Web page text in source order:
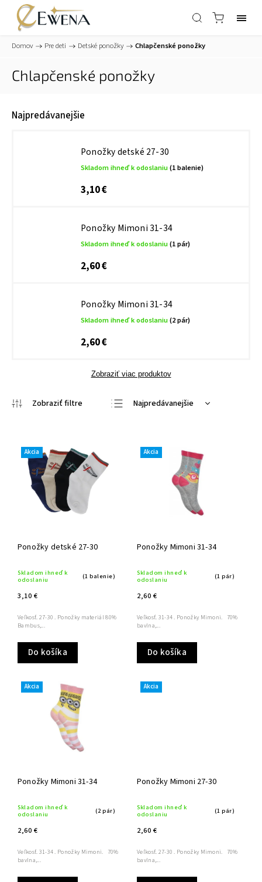
Domov / Pre deti / Detské ponožky / Chlapčenské ponožky
Chlapčenské ponožky
Najpredávanejšie
Ponožky detské 27-30
Skladom ihneď k odoslaniu(1 balenie)
3,10 €
Ponožky Mimoni 31-34
Skladom ihneď k odoslaniu(1 pár)
2,60 €
Ponožky Mimoni 31-34
Skladom ihneď k odoslaniu(2 pár)
2,60 €
Zobraziť viac produktov
Najpredávanejšie
Abecedne
Akcia
Ponožky detské 27-30
Skladom ihneď k
odoslaniu
(1 balenie)
3,10 €
Do košíka
Veľkosť. 27-30 . Ponožky materiál 80%
Bambus,...
Akcia
Ponožky Mimoni 31-34
Skladom ihneď k
odoslaniu
(1 pár)
2,60 €
Do košíka
Veľkosť. 31-34 . Ponožky Mimoni. 70%
bavlna,...
Akcia
Ponožky Mimoni 31-34
Skladom ihneď k
odoslaniu
(2 pár)
2,60 €
Veľkosť. 31-34 . Ponožky Mimoni. 70%
bavlna,...
Akcia
Ponožky Mimoni 27-30
Skladom ihneď k
odoslaniu
(1 pár)
2,60 €
Veľkosť. 27-30 . Ponožky Mimoni. 70%
bavlna,...